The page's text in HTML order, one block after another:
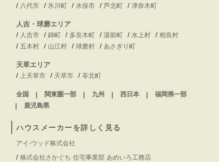
/ 八代市 / 氷川町 / 水俣市 / 芦北町 / 津奈木町
人吉・球磨エリア
/ 人吉市 / 錦町 / 多良木町 / 湯前町 / 水上村 / 相良村
/ 五木村 / 山江村 / 球磨村 / あさぎり町
天草エリア
/ 上天草市 / 天草市 / 苓北町
全国 関東圏一部 九州 西日本
福岡県一部
鹿児島県
ハウスメーカーを詳しく見る
アイ-ウッド株式会社
/ 株式会社さかぐち 住宅事業部 あめいろ工務店